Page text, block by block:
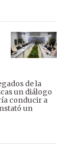
de la
un diálogo
conducir a
un